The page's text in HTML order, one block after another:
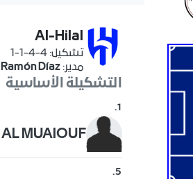
Al-Hilal
تشكيل:
4-4-1-1
مدير:
Ramón Díaz
التشكيلة الأساسية
1
.
5
.